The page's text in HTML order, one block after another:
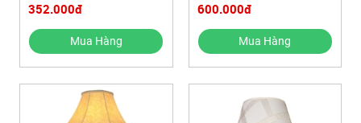
352.000đ
Mua Hàng
600.000đ
Mua Hàng